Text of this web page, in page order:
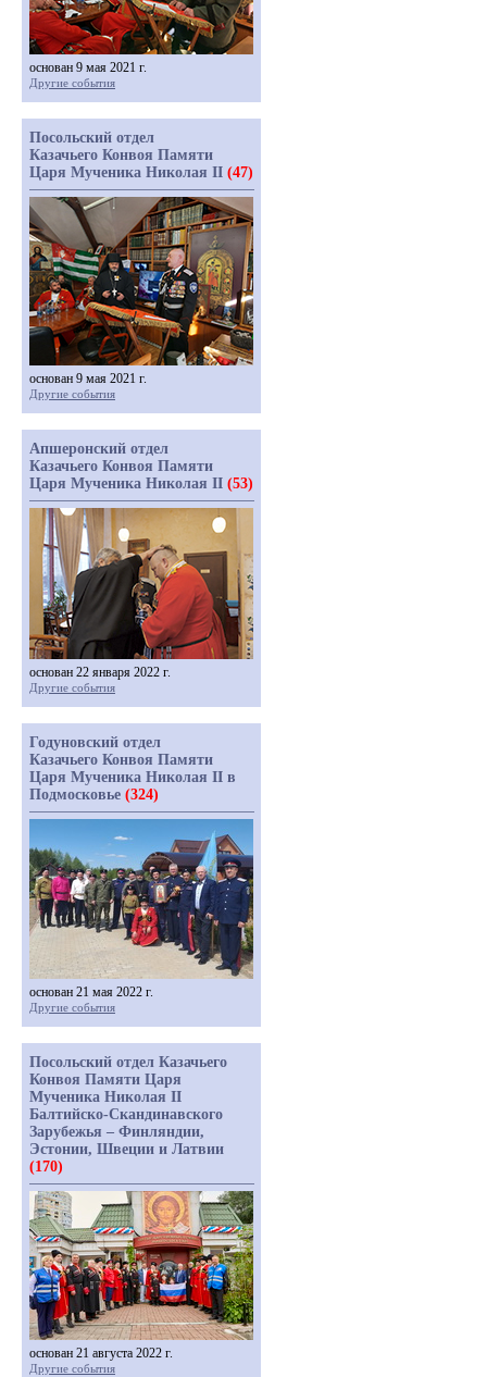
основан 9 мая 2021 г.
Другие события
Посольский отдел
Казачьего Конвоя Памяти
Царя Мученика Николая II (47)
основан 9 мая 2021 г.
Другие события
Апшеронский отдел
Казачьего Конвоя Памяти
Царя Мученика Николая II (53)
основан 22 января 2022 г.
Другие события
Годуновский отдел
Казачьего Конвоя Памяти
Царя Мученика Николая II в
Подмосковье (324)
основан 21 мая 2022 г.
Другие события
Посольский отдел Казачьего
Конвоя Памяти Царя
Мученика Николая II
Балтийско-Скандинавского
Зарубежья – Финляндии,
Эстонии, Швеции и Латвии
(170)
основан 21 августа 2022 г.
Другие события